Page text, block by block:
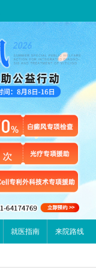
就医指南 来院路线